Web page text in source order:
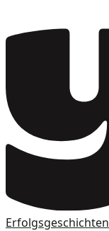
Erfolgsgeschichten